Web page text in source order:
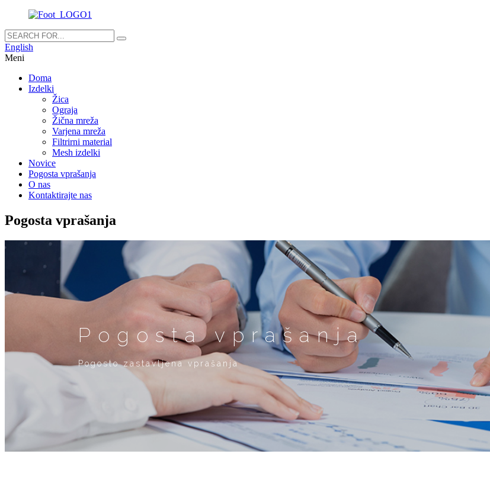
English
Meni
Doma
Izdelki
Žica
Ograja
Žična mreža
Varjena mreža
Filtrirni material
Mesh izdelki
Novice
Pogosta vprašanja
O nas
Kontaktirajte nas
Pogosta vprašanja
Pogosta vprašanja
Pogosto zastavljena vprašanja